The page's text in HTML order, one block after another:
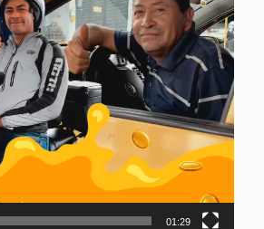
01:29